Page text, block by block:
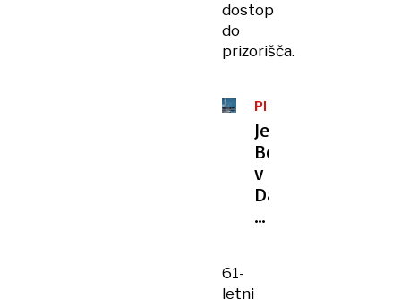
dostop
do
prizorišča.
PRED
POROKO
Jeff
Bezos
v
Dalmaciji?
Njegovo
61-
letni